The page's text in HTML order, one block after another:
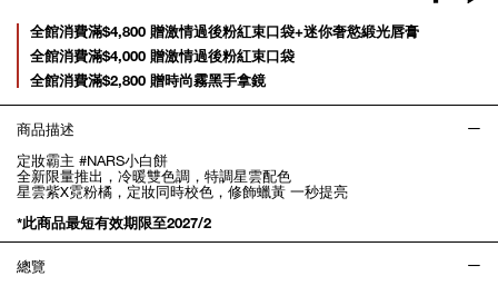
Promotions
全館消費滿$4,800 贈激情過後粉紅束口袋+迷你奢慾緞光唇膏
全館消費滿$4,000 贈激情過後粉紅束口袋
全館消費滿$2,800 贈時尚霧黑手拿鏡
商品描述
定妝霸主 #NARS小白餅
全新限量推出，冷暖雙色調，特調星雲配色
星雲紫X霓粉橘，定妝同時校色，修飾蠟黃 一秒提亮
*此商品最短有效期限至2027/2
總覽